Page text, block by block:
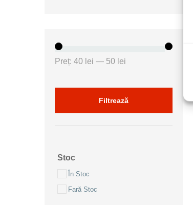
Filtrează
Preț: 40 lei — 50 lei
Stoc
În Stoc
Fară Stoc